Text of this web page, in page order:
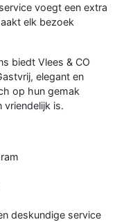
voegt een extra
elk bezoek
biedt Vlees & CO
elegant en
op hun gemak
vriendelijk is.
deskundige service